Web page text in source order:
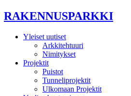
RAKENNUSPARKKI
Yleiset uutiset
Arkkitehtuuri
Nimitykset
Projektit
Puistot
Tunneliprojektit
Ulkomaan Projektit